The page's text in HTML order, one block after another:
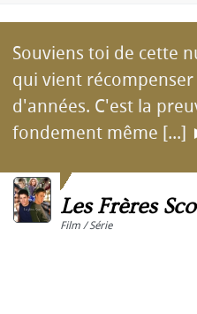
Souviens toi de cette
qui vient
d'années. C'est la
fondement même [...]
Les Frères
Film / Série